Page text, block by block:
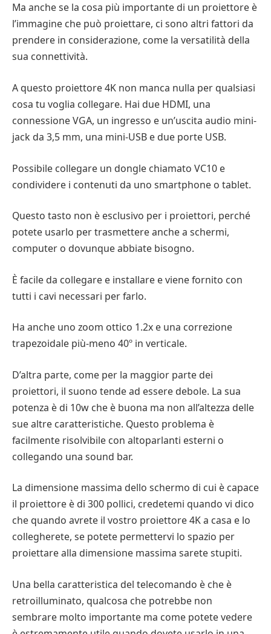
Ma anche se la cosa più importante di un proiettore è
l’immagine che può proiettare, ci sono altri fattori da
prendere in considerazione, come la versatilità della
sua connettività.
A questo proiettore 4K non manca nulla per qualsiasi
cosa tu voglia collegare. Hai due HDMI, una
connessione VGA, un ingresso e un’uscita audio mini-
jack da 3,5 mm, una mini-USB e due porte USB.
Possibile collegare un dongle chiamato VC10 e
condividere i contenuti da uno smartphone o tablet.
Questo tasto non è esclusivo per i proiettori, perché
potete usarlo per trasmettere anche a schermi,
computer o dovunque abbiate bisogno.
È facile da collegare e installare e viene fornito con
tutti i cavi necessari per farlo.
Ha anche uno zoom ottico 1.2x e una correzione
trapezoidale più-meno 40º in verticale.
D’altra parte, come per la maggior parte dei
proiettori, il suono tende ad essere debole. La sua
potenza è di 10w che è buona ma non all’altezza delle
sue altre caratteristiche. Questo problema è
facilmente risolvibile con altoparlanti esterni o
collegando una sound bar.
La dimensione massima dello schermo di cui è capace
il proiettore è di 300 pollici, credetemi quando vi dico
che quando avrete il vostro proiettore 4K a casa e lo
collegherete, se potete permettervi lo spazio per
proiettare alla dimensione massima sarete stupiti.
Una bella caratteristica del telecomando è che è
retroilluminato, qualcosa che potrebbe non
sembrare molto importante ma come potete vedere